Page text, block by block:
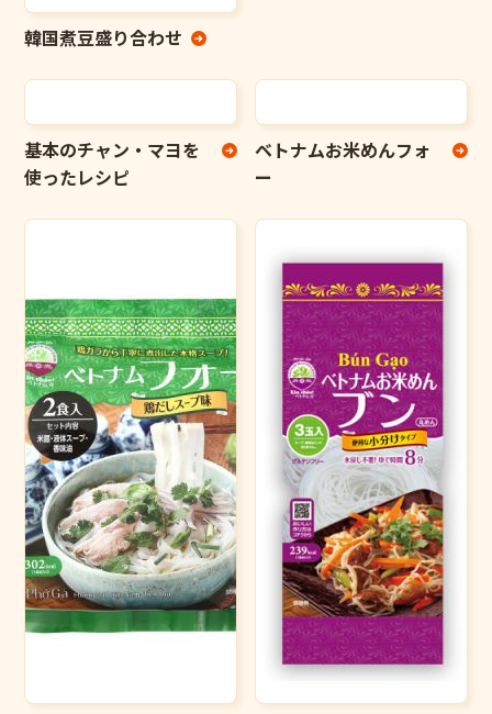
韓国煮豆盛り合わせ
基本のチャン・マヨを
使ったレシピ
ベトナムお米めんフォ
ー